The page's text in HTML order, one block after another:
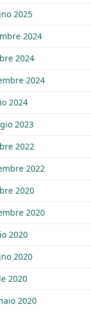
2025
2024
2024
2024
2024
2023
2022
2022
2020
2020
2020
2020
2020
2020